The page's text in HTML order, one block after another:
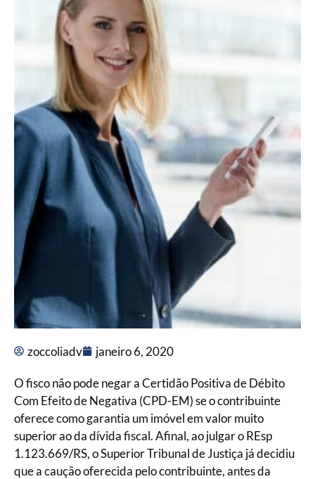
zoccoliadv janeiro 6, 2020
O fisco não pode negar a Certidão Positiva de Débito
Com Efeito de Negativa (CPD-EM) se o contribuinte
oferece como garantia um imóvel em valor muito
superior ao da dívida fiscal. Afinal, ao julgar o REsp
1.123.669/RS, o Superior Tribunal de Justiça já decidiu
que a caução oferecida pelo contribuinte, antes da